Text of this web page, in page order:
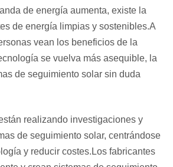
de energía aumenta, existe la
de energía limpias y sostenibles.A
vean los beneficios de la
se vuelva más asequible, la
de seguimiento solar sin duda
realizando investigaciones y
de seguimiento solar, centrándose
y reducir costes.Los fabricantes